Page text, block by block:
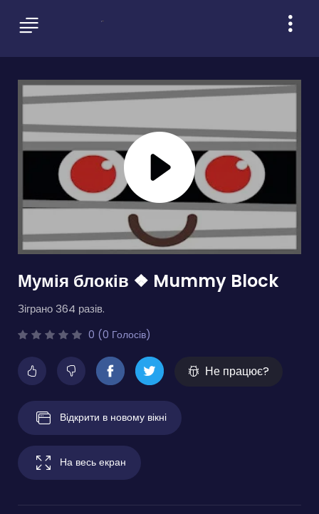
Мумія блоків ❖ Mummy Block
Зіграно 364 разів.
0 (0 Голосів)
Не працює?
Відкрити в новому вікні
На весь екран